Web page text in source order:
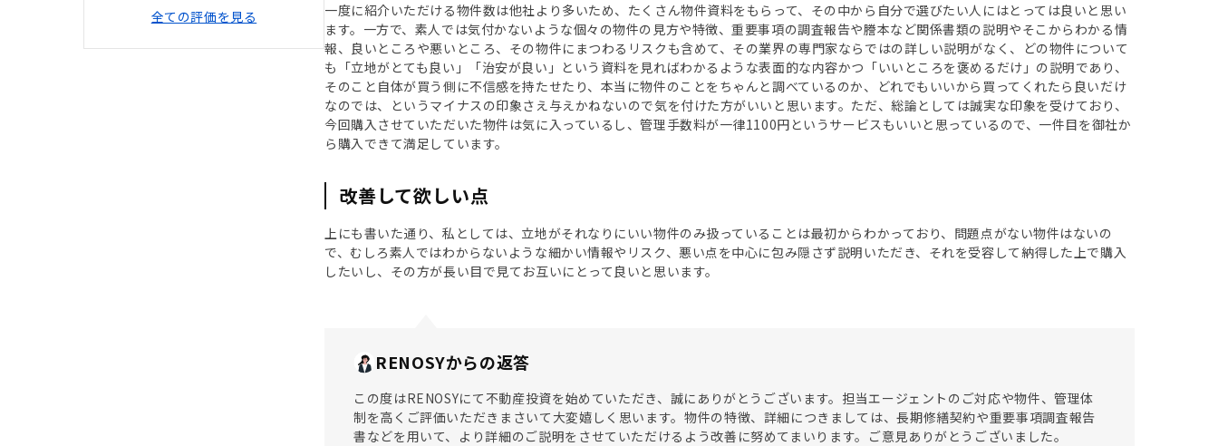
全ての評価を見る
一度に紹介いただける物件数は他社より多いため、たくさん物件資料をもらって、その中から自分で選びたい人にはとっては良いと思い
ます。一方で、素人では気付かないような個々の物件の見方や特徴、重要事項の調査報告や謄本など関係書類の説明やそこからわかる情
報、良いところや悪いところ、その物件にまつわるリスクも含めて、その業界の専門家ならではの詳しい説明がなく、どの物件について
も「立地がとても良い」「治安が良い」という資料を見ればわかるような表面的な内容かつ「いいところを褒めるだけ」の説明であり、
そのこと自体が買う側に不信感を持たせたり、本当に物件のことをちゃんと調べているのか、どれでもいいから買ってくれたら良いだけ
なのでは、というマイナスの印象さえ与えかねないので気を付けた方がいいと思います。ただ、総論としては誠実な印象を受けており、
今回購入させていただいた物件は気に入っているし、管理手数料が一律1100円というサービスもいいと思っているので、一件目を御社か
ら購入できて満足しています。
改善して欲しい点
上にも書いた通り、私としては、立地がそれなりにいい物件のみ扱っていることは最初からわかっており、問題点がない物件はないの
で、むしろ素人ではわからないような細かい情報やリスク、悪い点を中心に包み隠さず説明いただき、それを受容して納得した上で購入
したいし、その方が長い目で見てお互いにとって良いと思います。
RENOSYからの返答
この度はRENOSYにて不動産投資を始めていただき、誠にありがとうございます。担当エージェントのご対応や物件、管理体
制を高くご評価いただきまさいて大変嬉しく思います。物件の特徴、詳細につきましては、長期修繕契約や重要事項調査報告
書などを用いて、より詳細のご説明をさせていただけるよう改善に努めてまいります。ご意見ありがとうございました。